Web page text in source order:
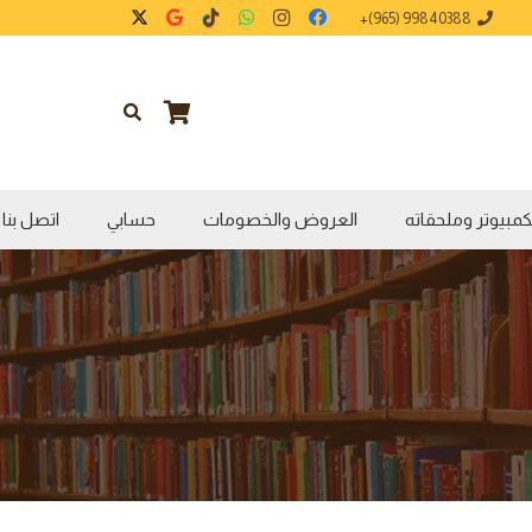
99840388 (965)+
وملحقاته العروض والخصومات حسابي اتصل بنا